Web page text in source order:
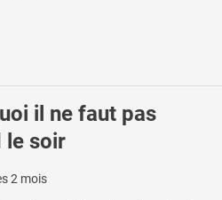
il ne faut pas
le soir
2 mois